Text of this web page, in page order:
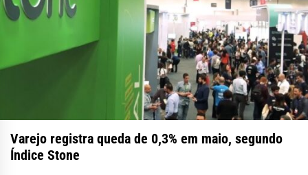
Varejo registra queda de 0,3% em maio, segundo
Índice Stone